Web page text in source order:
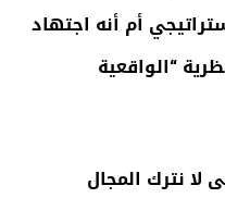
أم أنه اجتهاد
“الواقعية
نترك المجال